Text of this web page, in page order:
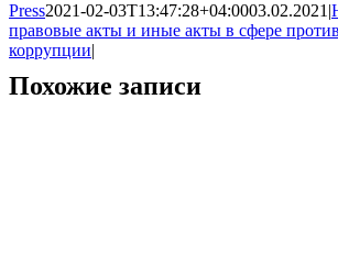
Press2021-02-03T13:47:28+04:0003.02.2021|
правовые акты и иные акты в сфере
коррупции|
Похожие записи